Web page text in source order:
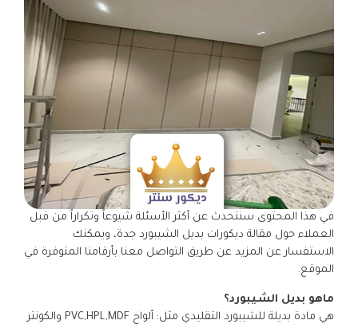
في هذا المحتوى سنتحدث عن أكثر الأسئلة شيوعاً وتكراراً من قبل
العملاء حول مقالة ديكورات بديل الشيبورد جدة، ويمكنك
الاستفسار عن المزيد عن طريق التواصل معنا بأرقامنا المتوفرة في
الموقع.
ماهو بديل الشيبورد؟
هي مادة بديلة للشيبورد التقليدي مثل: ألواح PVC,HPL,MDF والكونتر